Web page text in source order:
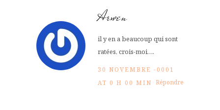
Arwen
il y en a beaucoup qui sont
ratées, crois-moi….
30 NOVEMBRE -0001
AT 0 H 00 MIN Répondre